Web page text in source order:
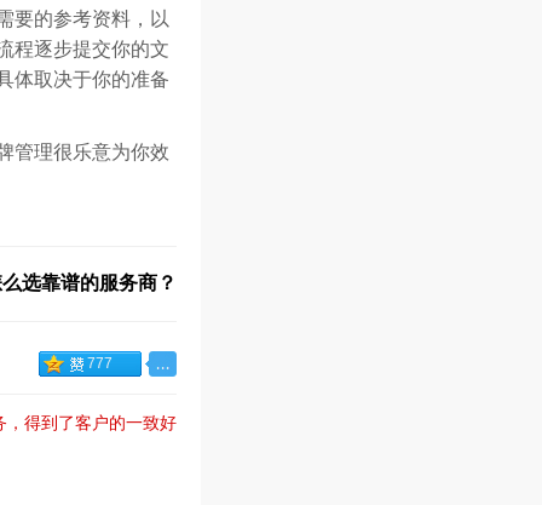
要的参考资料，以
程逐步提交你的文
体取决于你的准备
管理很乐意为你效
选靠谱的服务商？
777
，得到了客户的一致好